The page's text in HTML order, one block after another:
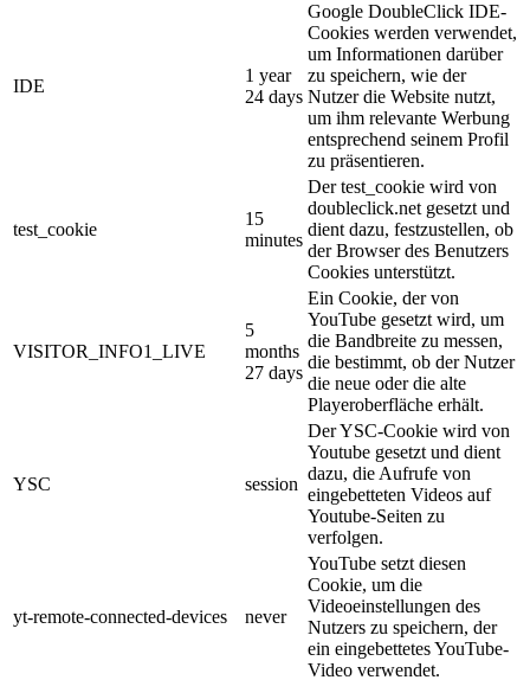
IDE
1 year
24 days
Google DoubleClick IDE-
Cookies werden verwendet,
um Informationen darüber
zu speichern, wie der
Nutzer die Website nutzt,
um ihm relevante Werbung
entsprechend seinem Profil
zu präsentieren.
test_cookie
15
minutes
Der test_cookie wird von
doubleclick.net gesetzt und
dient dazu, festzustellen, ob
der Browser des Benutzers
Cookies unterstützt.
VISITOR_INFO1_LIVE
5
months
27 days
Ein Cookie, der von
YouTube gesetzt wird, um
die Bandbreite zu messen,
die bestimmt, ob der Nutzer
die neue oder die alte
Playeroberfläche erhält.
YSC session
Der YSC-Cookie wird von
Youtube gesetzt und dient
dazu, die Aufrufe von
eingebetteten Videos auf
Youtube-Seiten zu
verfolgen.
yt-remote-connected-devices never
YouTube setzt diesen
Cookie, um die
Videoeinstellungen des
Nutzers zu speichern, der
ein eingebettetes YouTube-
Video verwendet.